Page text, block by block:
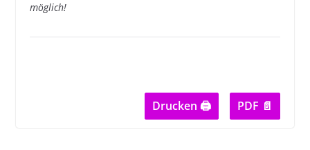
möglich!
Drucken 🖨 PDF 📄